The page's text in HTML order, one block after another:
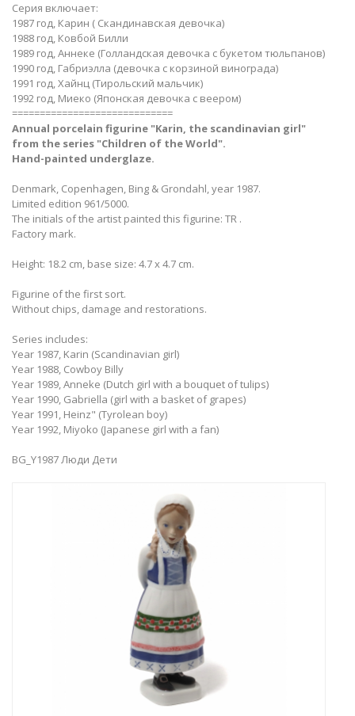
Серия включает:
1987 год, Карин ( Скандинавская девочка)
1988 год, Ковбой Билли
1989 год, Аннеке (Голландская девочка с букетом тюльпанов)
1990 год, Габриэлла (девочка с корзиной винограда)
1991 год, Хайнц (Тирольский мальчик)
1992 год, Миеко (Японская девочка с веером)
=============================
Annual porcelain figurine​ "Karin, the scandinavian girl​"
from the series "Children of the World​".
Hand-painted underglaze.
Denmark, Copenhagen, Bing & Grondahl, year 1987.
Limited edition 961/5000.
The initials of the artist painted this figurine: TR .
Factory mark.
Height: 18.2 cm, base size: 4.7 x 4.7 cm.
Figurine of the first sort.
Without chips, damage and restorations.
Series includes:
Year 1987, Karin (Scandinavian girl)
Year 1988, Cowboy Billy
Year 1989, Anneke (Dutch girl with a bouquet of tulips)
Year 1990, Gabriella (girl with a basket of grapes)
Year 1991, Heinz" (Tyrolean boy​)
Year 1992, Miyoko (Japanese girl with a fan)
BG_Y1987 Люди Дети